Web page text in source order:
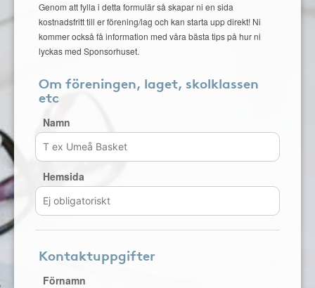
Genom att fylla i detta formulär så skapar ni en sida
kostnadsfritt till er förening/lag och kan starta upp direkt! Ni
kommer också få information med våra bästa tips på hur ni
lyckas med Sponsorhuset.
Om föreningen, laget, skolklassen
etc
Namn
Hemsida
Kontaktuppgifter
Förnamn